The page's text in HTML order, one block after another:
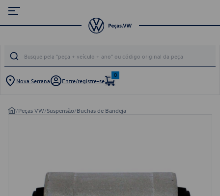
Nova Serrana Entre/registre-se
0
/Peças VW/Suspensão/Buchas de Bandeja